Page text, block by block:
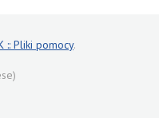
:: Pliki pomocy.